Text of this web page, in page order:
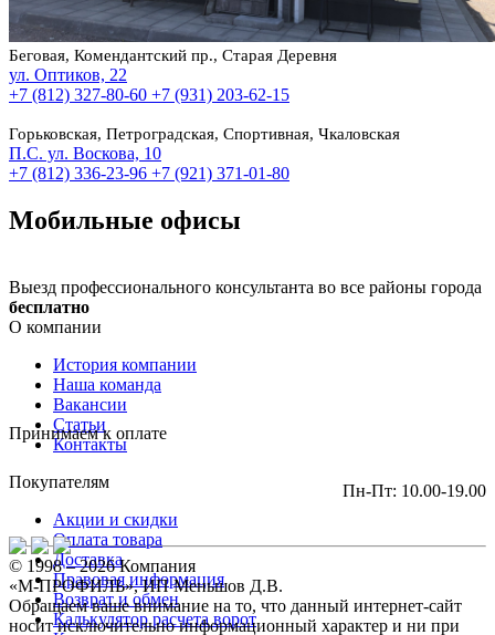
Беговая, Комендантский пр., Старая Деревня
ул. Оптиков, 22
+7 (812) 327-80-60 +7 (931) 203-62-15
Горьковская, Петроградская, Спортивная, Чкаловская
П.С. ул. Воскова, 10
+7 (812) 336-23-96 +7 (921) 371-01-80
Мобильные офисы
Выезд профессионального консультанта во все районы города
бесплатно
О компании
История компании
Наша команда
Вакансии
Статьи
Контакты
Покупателям
Акции и скидки
Оплата товара
Доставка
Правовая информация
Возврат и обмен
Калькулятор расчета ворот
Принимаем к оплате
Пн-Пт: 10.00-19.00
© 1998 – 2026 Компания
«М-ПРОФИЛЬ», ИП Меньшов Д.В.
Обращаем ваше внимание на то, что данный интернет-сайт
носит исключительно информационный характер и ни при